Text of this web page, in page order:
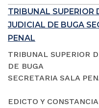
TRIBUNAL SUPERIOR
JUDICIAL DE BUGA
PENAL
TRIBUNAL SUPERIOR
DE BUGA
SECRETARIA SALA
EDICTO Y